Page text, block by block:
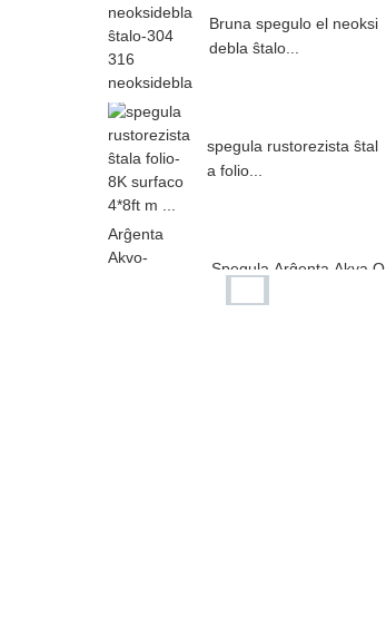
Bruna spegulo el neoksi
debla ŝtalo...
spegula rustorezista ŝtal
a folio...
Spegula Arĝenta Akva O